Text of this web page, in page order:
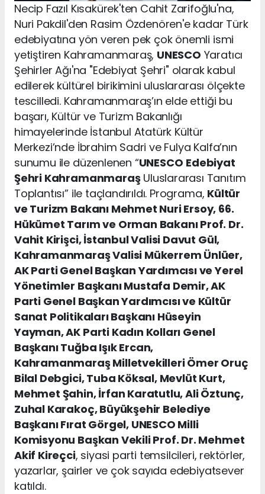
Necip Fazıl Kısakürek'ten Cahit Zarifoğlu'na,
Nuri Pakdil'den Rasim Özdenören'e kadar Türk
edebiyatına yön veren pek çok önemli ismi
yetiştiren Kahramanmaraş, UNESCO Yaratıcı
Şehirler Ağı'na "Edebiyat Şehri" olarak kabul
edilerek kültürel birikimini uluslararası ölçekte
tescilledi. Kahramanmaraş’ın elde ettiği bu
başarı, Kültür ve Turizm Bakanlığı
himayelerinde İstanbul Atatürk Kültür
Merkezi’nde İbrahim Sadri ve Fulya Kalfa’nın
sunumu ile düzenlenen “UNESCO Edebiyat
Şehri KahramanmaraşUluslararası Tanıtım
Toplantısı” ile taçlandırıldı. Programa, Kültür
ve Turizm Bakanı Mehmet Nuri Ersoy, 66.
Hükümet Tarım ve Orman Bakanı Prof. Dr.
Vahit Kirişci, İstanbul Valisi Davut Gül,
Kahramanmaraş Valisi Mükerrem Ünlüer,
AK Parti Genel Başkan Yardımcısı ve Yerel
Yönetimler Başkanı Mustafa Demir, AK
Parti Genel Başkan Yardımcısı ve Kültür
Sanat Politikaları Başkanı Hüseyin
Yayman, AK Parti Kadın Kolları Genel
Başkanı Tuğba Işık Ercan,
Kahramanmaraş Milletvekilleri Ömer Oruç
Bilal Debgici, Tuba Köksal, Mevlüt Kurt,
Mehmet Şahin, İrfan Karatutlu, Ali Öztunç,
Zuhal Karakoç, Büyükşehir Belediye
Başkanı Fırat Görgel, UNESCO Milli
Komisyonu Başkan Vekili Prof. Dr. Mehmet
Akif Kireçci, siyasi parti temsilcileri, rektörler,
yazarlar, şairler ve çok sayıda edebiyatsever
katıldı.